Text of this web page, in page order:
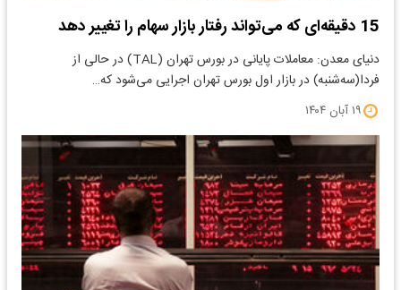
15 دقیقه‌ای که می‌تواند رفتار بازار سهام را تغییر دهد
دنیای معدن: معاملات پایانی در بورس تهران (TAL) در حالی از
فردا(سه‌شنبه) در بازار اول بورس تهران اجرایی می‌شود که…
۱۹ آبان ۱۴۰۴